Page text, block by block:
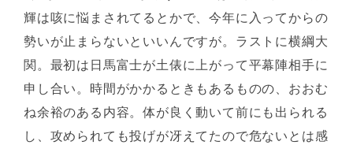
輝は咳に悩まされてるとかで、今年に入ってからの
勢いが止まらないといいんですが。ラストに横綱大
関。最初は日馬富士が土俵に上がって平幕陣相手に
申し合い。時間がかかるときもあるものの、おおむ
ね余裕のある内容。体が良く動いて前にも出られる
し、攻められても投げが冴えてたので危ないとは感